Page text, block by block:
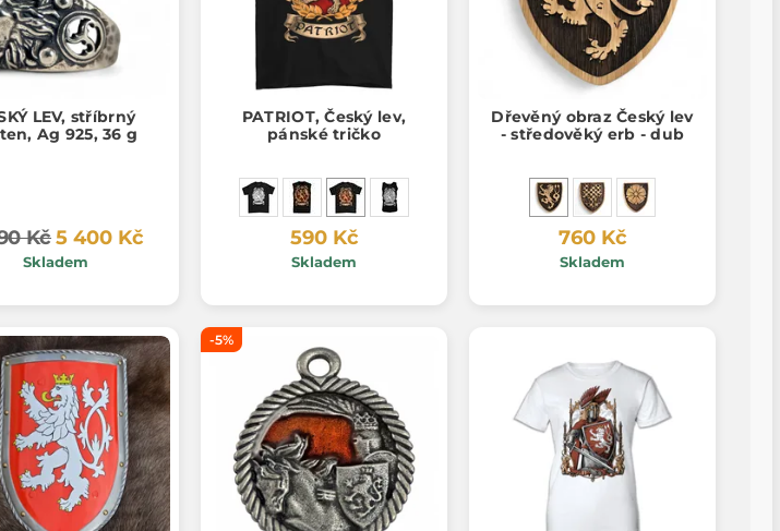
LEV, stříbrný
Ag 925, 36 g
Kč5 400 Kč
Skladem
PATRIOT, Český lev,
pánské tričko
590 Kč
Skladem
Dřevěný obraz Český lev
- středověký erb - dub
760 Kč
Skladem
-5%